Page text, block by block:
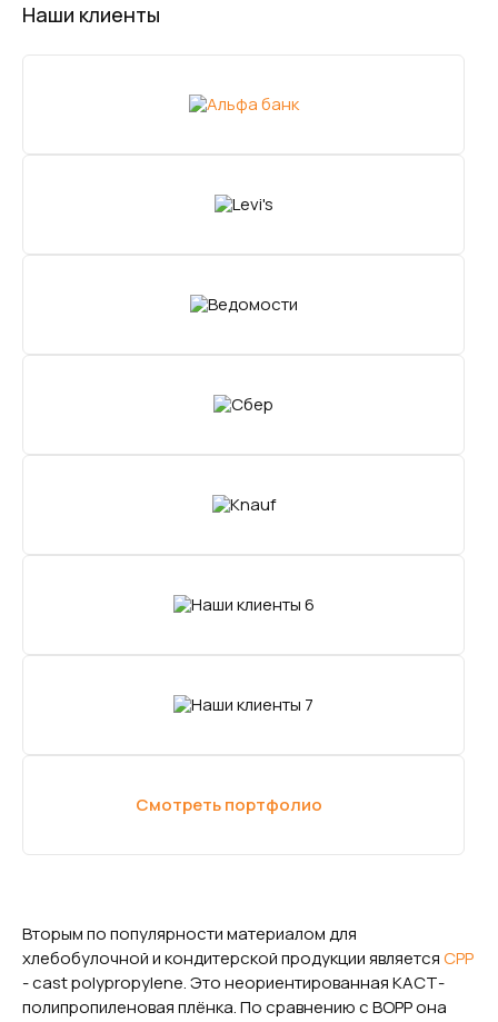
Наши клиенты
Смотреть портфолио
Вторым по популярности материалом для
хлебобулочной и кондитерской продукции являетсяCPP
- cast polypropylene. Это неориентированная КАСТ-
полипропиленовая плёнка. По сравнению с BOPP она